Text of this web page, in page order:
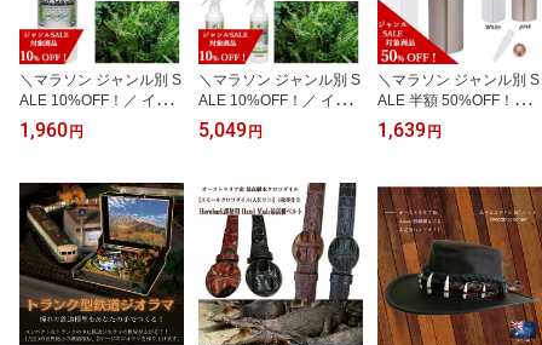
＼マラソン ジャンル別 S
ALE 10%OFF！／ イオ
レイズ テラリウムリキッ
ド 200ml【iorais Terrariu
臭 抗ウイルス カビ対策
イオン 飼育ケージ ペッ1
0000328ト飼育 リキッド
送料無料
1,960円
＼マラソン ジャンル別 S
ALE 10%OFF！／ イオ
レイズ テラリウムリキッ
ド 200ml【iorais Terrariu
ト ペット 抗菌 消臭 抗ウ
イルス カビ対策 イオン
飼育ケージ ペット飼育
リキッド 送料無料
5,049円
＼マラソン ジャンル別 S
ALE 半額 50%OFF！／
リップ型 Petit Shaver ペ
ティットシェイバー 電動
ムダ毛処理 女性用 子供
男性用 電動フェイスシェ
ーバー 顔そり フェイス
シェーバー リップ型 フ
ェイス 背中 うなじ ツル
スベ ホワイト ピンク
1,639円